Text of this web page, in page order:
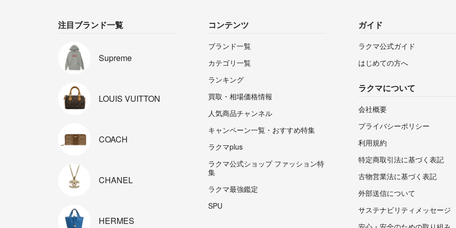
注目ブランド一覧
Supreme
LOUIS VUITTON
COACH
CHANEL
HERMES
コンテンツ
ブランド一覧
カテゴリ一覧
ランキング
買取・相場価格情報
人気商品チャンネル
キャンペーン一覧・おすすめ特集
ラクマplus
ラクマ公式ショップ ファッション特
集
ラクマ最強鑑定
SPU
ガイド
ラクマ公式ガイド
はじめての方へ
ラクマについて
会社概要
プライバシーポリシー
利用規約
特定商取引法に基づく表記
古物営業法に基づく表記
外部送信について
サステナビリティメッセージ